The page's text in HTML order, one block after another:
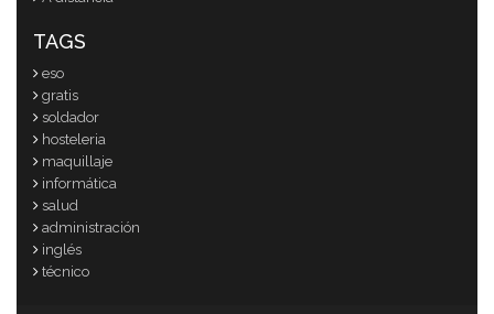
TAGS
eso
gratis
soldador
hosteleria
maquillaje
informática
salud
administración
inglés
técnico